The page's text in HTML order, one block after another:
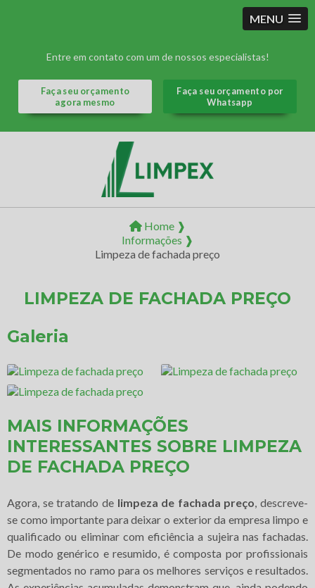
MENU
Entre em contato com um de nossos especialistas!
Faça seu orçamento
agora mesmo
Faça seu orçamento por
Whatsapp
Home ❱
Informações ❱
Limpeza de fachada preço
LIMPEZA DE FACHADA PREÇO
Galeria
MAIS INFORMAÇÕES
INTERESSANTES SOBRE LIMPEZA
DE FACHADA PREÇO
Agora, se tratando de limpeza de fachada preço, descreve-
se como importante para deixar o exterior da empresa limpo e
qualificado ou eliminar com eficiência a sujeira nas fachadas.
De modo genérico e resumido, é composta por profissionais
segmentados no ramo para os melhores serviços e resultados.